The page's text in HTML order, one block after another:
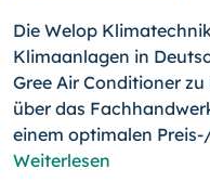
Die Welop
Klimaanlagen in
Gree Air Conditioner
über das
einem optimalen
Weiterlesen